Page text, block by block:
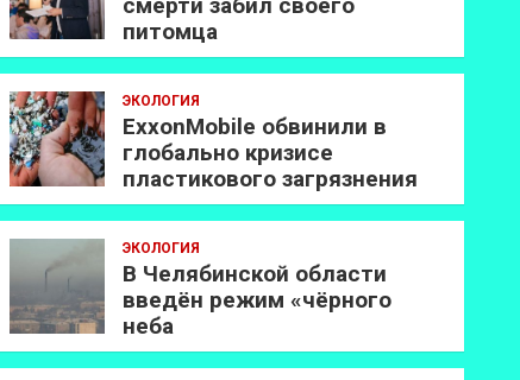
питомца
ЭКОЛОГИЯ
ExxonMobilе обвинили в
глобально кризисе
пластикового загрязнения
ЭКОЛОГИЯ
В Челябинской области
введён режим «чёрного
неба